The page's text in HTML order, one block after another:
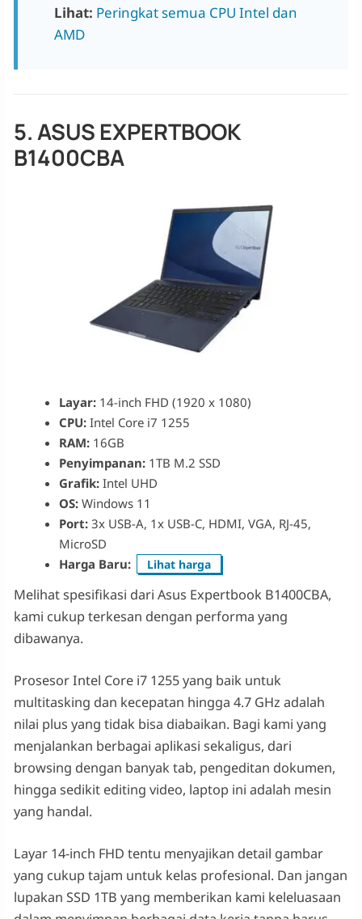
Lihat: Peringkat semua CPU Intel dan
AMD
5. ASUS EXPERTBOOK
B1400CBA
Layar: 14-inch FHD (1920 x 1080)
CPU: Intel Core i7 1255
RAM: 16GB
Penyimpanan: 1TB M.2 SSD
Grafik: Intel UHD
OS: Windows 11
Port: 3x USB-A, 1x USB-C, HDMI, VGA, RJ-45,
MicroSD
Harga Baru:
Lihat harga
Melihat spesifikasi dari Asus Expertbook B1400CBA,
kami cukup terkesan dengan performa yang
dibawanya.
Prosesor Intel Core i7 1255 yang baik untuk
multitasking dan kecepatan hingga 4.7 GHz adalah
nilai plus yang tidak bisa diabaikan. Bagi kami yang
menjalankan berbagai aplikasi sekaligus, dari
browsing dengan banyak tab, pengeditan dokumen,
hingga sedikit editing video, laptop ini adalah mesin
yang handal.
Layar 14-inch FHD tentu menyajikan detail gambar
yang cukup tajam untuk kelas profesional. Dan jangan
lupakan SSD 1TB yang memberikan kami keleluasaan